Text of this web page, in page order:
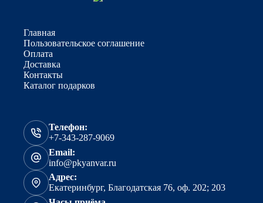
Главная
Пользовательское соглашение
Оплата
Доставка
Контакты
Каталог подарков
Телефон:
+7-343-287-9069
Email:
info@pkyanvar.ru
Адрес:
Екатеринбург, Благодатская 76, оф. 202; 203